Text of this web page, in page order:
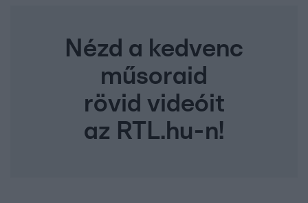
Nézd a kedvenc
műsoraid
rövid videóit
az RTL.hu-n!